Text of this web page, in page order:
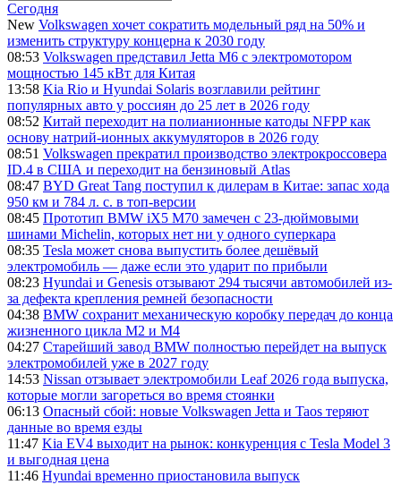
Сегодня
New Volkswagen хочет сократить модельный ряд на 50% и
изменить структуру концерна к 2030 году
08:53 Volkswagen представил Jetta M6 с электромотором
мощностью 145 кВт для Китая
13:58 Kia Rio и Hyundai Solaris возглавили рейтинг
популярных авто у россиян до 25 лет в 2026 году
08:52 Китай переходит на полианионные катоды NFPP как
основу натрий-ионных аккумуляторов в 2026 году
08:51 Volkswagen прекратил производство электрокроссовера
ID.4 в США и переходит на бензиновый Atlas
08:47 BYD Great Tang поступил к дилерам в Китае: запас хода
950 км и 784 л. с. в топ-версии
08:45 Прототип BMW iX5 M70 замечен с 23-дюймовыми
шинами Michelin, которых нет ни у одного суперкара
08:35 Tesla может снова выпустить более дешёвый
электромобиль — даже если это ударит по прибыли
08:23 Hyundai и Genesis отзывают 294 тысячи автомобилей из-
за дефекта крепления ремней безопасности
04:38 BMW сохранит механическую коробку передач до конца
жизненного цикла M2 и M4
04:27 Старейший завод BMW полностью перейдет на выпуск
электромобилей уже в 2027 году
14:53 Nissan отзывает электромобили Leaf 2026 года выпуска,
которые могли загореться во время стоянки
06:13 Опасный сбой: новые Volkswagen Jetta и Taos теряют
данные во время езды
11:47 Kia EV4 выходит на рынок: конкуренция с Tesla Model 3
и выгодная цена
11:46 Hyundai временно приостановила выпуск